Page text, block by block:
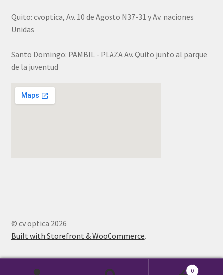
Quito: cvoptica, Av. 10 de Agosto N37-31 y Av. naciones
Unidas
Santo Domingo: PAMBIL - PLAZA Av. Quito junto al parque
de la juventud
© cv optica 2026
Built with Storefront & WooCommerce.
0